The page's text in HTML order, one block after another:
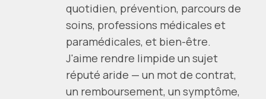
quotidien, prévention, parcours de
soins, professions médicales et
paramédicales, et bien-être.
J'aime rendre limpide un sujet
réputé aride — un mot de contrat,
un remboursement, un symptôme,